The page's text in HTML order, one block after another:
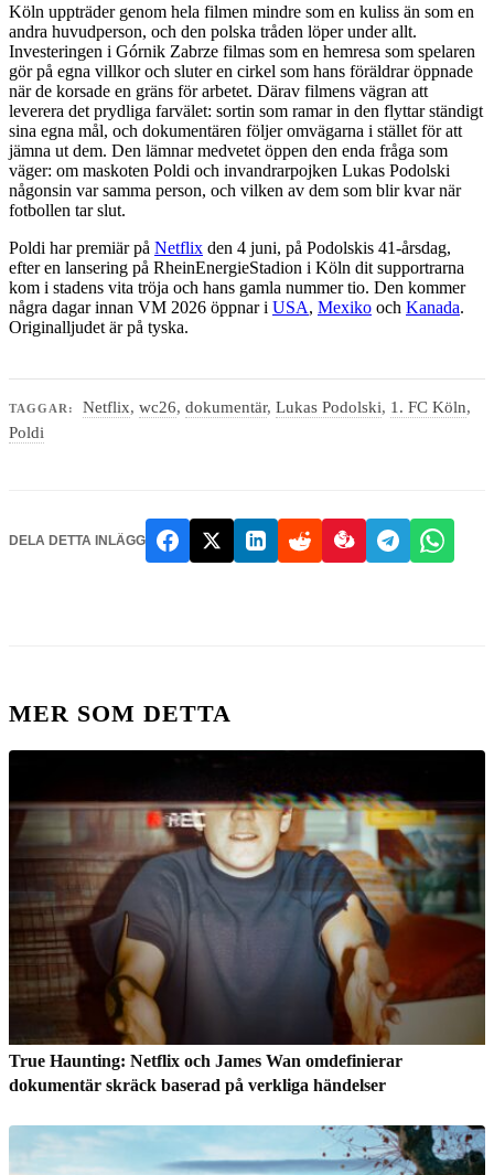
Köln uppträder genom hela filmen mindre som en kuliss än som en
andra huvudperson, och den polska tråden löper under allt.
Investeringen i Górnik Zabrze filmas som en hemresa som spelaren
gör på egna villkor och sluter en cirkel som hans föräldrar öppnade
när de korsade en gräns för arbetet. Därav filmens vägran att
leverera det prydliga farvälet: sorti­n som ramar in den flyttar ständigt
sina egna mål, och dokumentären följer omvägarna i stället för att
jämna ut dem. Den lämnar medvetet öppen den enda fråga som
väger: om maskoten Poldi och invandrarpojken Lukas Podolski
någonsin var samma person, och vilken av dem som blir kvar när
fotbollen tar slut.
Poldi har premiär på Netflix den 4 juni, på Podolskis 41-årsdag,
efter en lansering på RheinEnergieStadion i Köln dit supportrarna
kom i stadens vita tröja och hans gamla nummer tio. Den kommer
några dagar innan VM 2026 öppnar i USA, Mexiko och Kanada.
Originalljudet är på tyska.
TAGGAR: Netflix,wc26,dokumentär,Lukas Podolski, 1. FC Köln,
Poldi
DELA DETTA INLÄGG
MER SOM DETTA
True Haunting: Netflix och James Wan omdefinierar
dokumentär skräck baserad på verkliga händelser